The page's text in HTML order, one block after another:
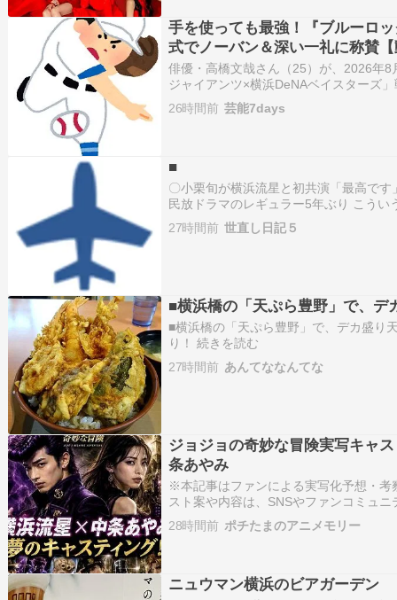
手を使っても最強！『ブルーロ
式でノーバン＆深い一礼に称賛
俳優・高橋文哉さん（25）が、2026年
ジャイアンツ×横浜DeNAベイスターズ
ルピッ...
26時間前 芸能7days
■
〇小栗旬が横浜流星と初共演「最高で
民放ドラマのレギュラー5年ぶり こう
キング参加中gooからきましたランキ
ランキング参加中【公式】はてなブロ
27時間前 世直し日記５
■横浜橋の「天ぷら豊野」で、デ
■横浜橋の「天ぷら豊野」で、デカ盛り
り！ 続きを読む
27時間前 あんてななんてな
ジョジョの奇妙な冒険実写キャ
条あやみ
※本記事はファンによる実写化予想・考
スト案や内容は、SNSやファンコミュ
もとに構成しており、公式発表では
な冒険実写キャスト最新予想｜横浜
28時間前 ポチたまのアニメモリー
ニュウマン横浜のビアガーデン